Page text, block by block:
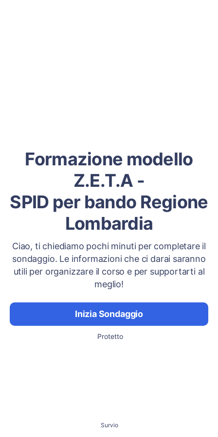
Formazione modello
Z.E.T.A -
SPID per bando Regione
Lombardia
Ciao, ti chiediamo pochi minuti per completare il
sondaggio. Le informazioni che ci darai saranno
utili per organizzare il corso e per supportarti al
meglio!
Inizia Sondaggio
Protetto
Survio